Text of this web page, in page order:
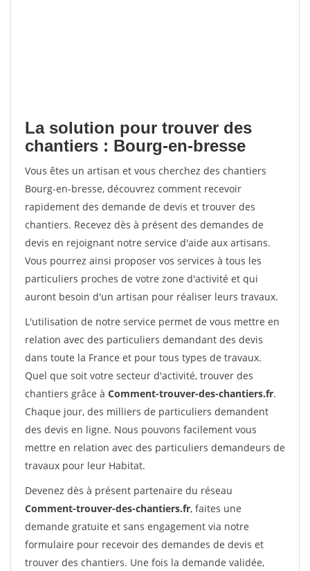
La solution pour trouver des
chantiers : Bourg-en-bresse
Vous êtes un artisan et vous cherchez des chantiers
Bourg-en-bresse, découvrez comment recevoir
rapidement des demande de devis et trouver des
chantiers. Recevez dès à présent des demandes de
devis en rejoignant notre service d'aide aux artisans.
Vous pourrez ainsi proposer vos services à tous les
particuliers proches de votre zone d'activité et qui
auront besoin d'un artisan pour réaliser leurs travaux.
L'utilisation de notre service permet de vous mettre en
relation avec des particuliers demandant des devis
dans toute la France et pour tous types de travaux.
Quel que soit votre secteur d'activité, trouver des
chantiers grâce à Comment-trouver-des-chantiers.fr.
Chaque jour, des milliers de particuliers demandent
des devis en ligne. Nous pouvons facilement vous
mettre en relation avec des particuliers demandeurs de
travaux pour leur Habitat.
Devenez dès à présent partenaire du réseau
Comment-trouver-des-chantiers.fr, faites une
demande gratuite et sans engagement via notre
formulaire pour recevoir des demandes de devis et
trouver des chantiers. Une fois la demande validée,